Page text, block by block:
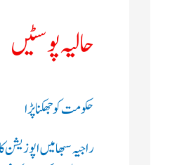
حالیہ پوسٹیں
حکومت کو جھکنا پڑا
راجیہ سبھا میں